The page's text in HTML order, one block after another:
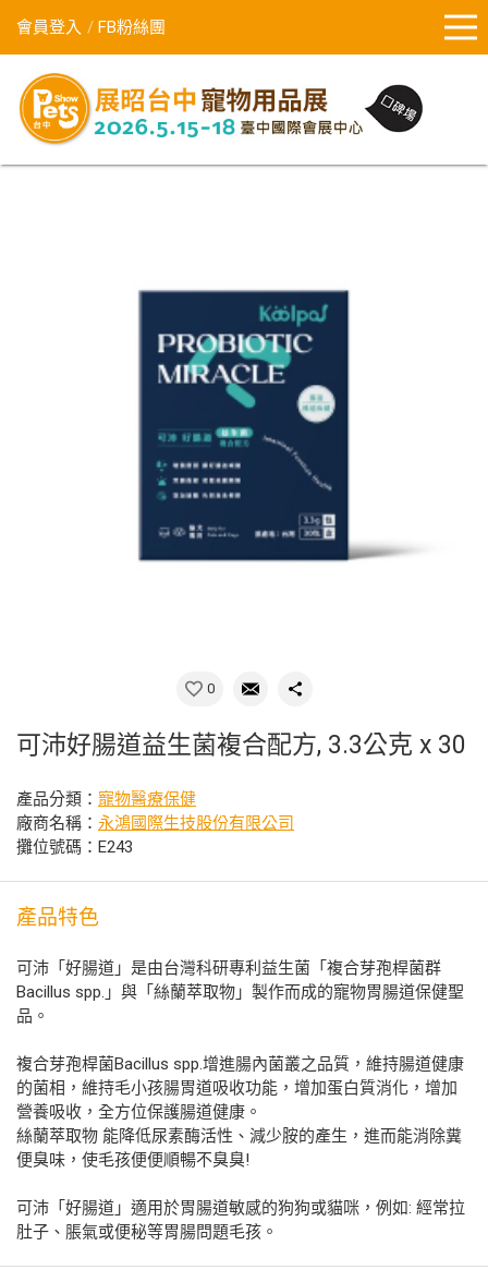
會員登入 FB粉絲團
0
可沛好腸道益生菌複合配方, 3.3公克 x 30
產品分類： 寵物醫療保健
廠商名稱： 永鴻國際生技股份有限公司
攤位號碼：E243
產品特色
可沛「好腸道」是由台灣科研專利益生菌「複合芽孢桿菌群
Bacillus spp.」與「絲蘭萃取物」製作而成的寵物胃腸道保健聖
品。
複合芽孢桿菌Bacillus spp.增進腸內菌叢之品質，維持腸道健康
的菌相，維持毛小孩腸胃道吸收功能，增加蛋白質消化，增加
營養吸收，全方位保護腸道健康。
絲蘭萃取物 能降低尿素酶活性、減少胺的產生，進而能消除糞
便臭味，使毛孩便便順暢不臭臭!
可沛「好腸道」適用於胃腸道敏感的狗狗或貓咪，例如: 經常拉
肚子、脹氣或便秘等胃腸問題毛孩。